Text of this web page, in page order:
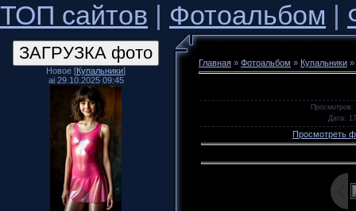
ТОП сайтов | Фотоальбом |
Новое [Купальники]
ai 29.10.2025 09:45
Главная » Фотоальбом » Купальники »
Просмотров:
Дата:
Просмотреть